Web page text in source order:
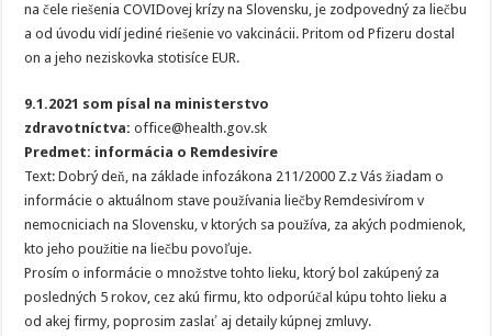
na čele riešenia COVIDovej krízy na Slovensku, je zodpovedný za liečbu
a od úvodu vidí jediné riešenie vo vakcinácii. Pritom od Pfizeru dostal
on a jeho neziskovka stotisíce EUR.
9.1.2021 som písal na ministerstvo
zdravotníctva:office@health.gov.sk
Predmet: informácia o Remdesivíre
Text: Dobrý deň, na základe infozákona 211/2000 Z.z Vás žiadam o
informácie o aktuálnom stave používania liečby Remdesivírom v
nemocniciach na Slovensku, v ktorých sa používa, za akých podmienok,
kto jeho použitie na liečbu povoľuje.
Prosím o informácie o množstve tohto lieku, ktorý bol zakúpený za
posledných 5 rokov, cez akú firmu, kto odporúčal kúpu tohto lieku a
od akej firmy, poprosim zaslať aj detaily kúpnej zmluvy.